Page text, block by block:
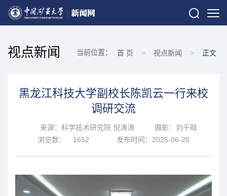
视点新闻 当前位置： 首 页 > 视点新闻 > 正文
黑龙江科技大学副校长陈凯云一行来校
调研交流
来源：科学技术研究院 倪涛涛
摄影：刘千晗
浏览数：
1652 发布时间：2025-06-20